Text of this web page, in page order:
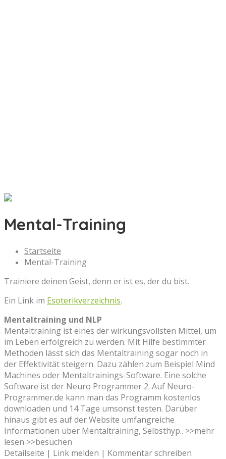
Mental-Training
Startseite
Mental-Training
Trainiere deinen Geist, denn er ist es, der du bist.
Ein Link im Esoterikverzeichnis.
Mentaltraining und NLP
Mentaltraining ist eines der wirkungsvollsten Mittel, um
im Leben erfolgreich zu werden. Mit Hilfe bestimmter
Methoden lässt sich das Mentaltraining sogar noch in
der Effektivität steigern. Dazu zählen zum Beispiel Mind
Machines oder Mentaltrainings-Software. Eine solche
Software ist der Neuro Programmer 2. Auf Neuro-
Programmer.de kann man das Programm kostenlos
downloaden und 14 Tage umsonst testen. Darüber
hinaus gibt es auf der Website umfangreiche
Informationen über Mentaltraining, Selbsthyp.. >>mehr
lesen >>besuchen
Detailseite | Link melden | Kommentar schreiben